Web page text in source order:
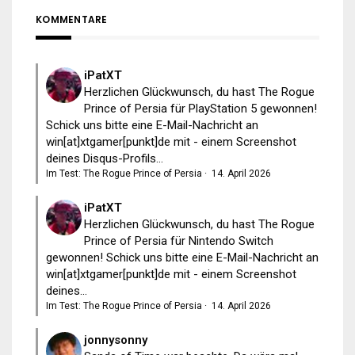
KOMMENTARE
iPatXT
Herzlichen Glückwunsch, du hast The Rogue
Prince of Persia für PlayStation 5 gewonnen!
Schick uns bitte eine E-Mail-Nachricht an
win[at]xtgamer[punkt]de mit - einem Screenshot
deines Disqus-Profils...
Im Test: The Rogue Prince of Persia · 14. April 2026
iPatXT
Herzlichen Glückwunsch, du hast The Rogue
Prince of Persia für Nintendo Switch
gewonnen! Schick uns bitte eine E-Mail-Nachricht an
win[at]xtgamer[punkt]de mit - einem Screenshot
deines...
Im Test: The Rogue Prince of Persia · 14. April 2026
jonnysonny